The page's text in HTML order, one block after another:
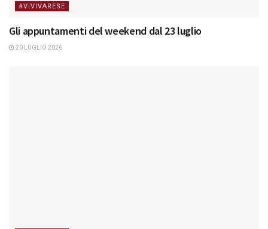
#VIVIVARESE
Gli appuntamenti del weekend dal 23 luglio
20 LUGLIO 2026